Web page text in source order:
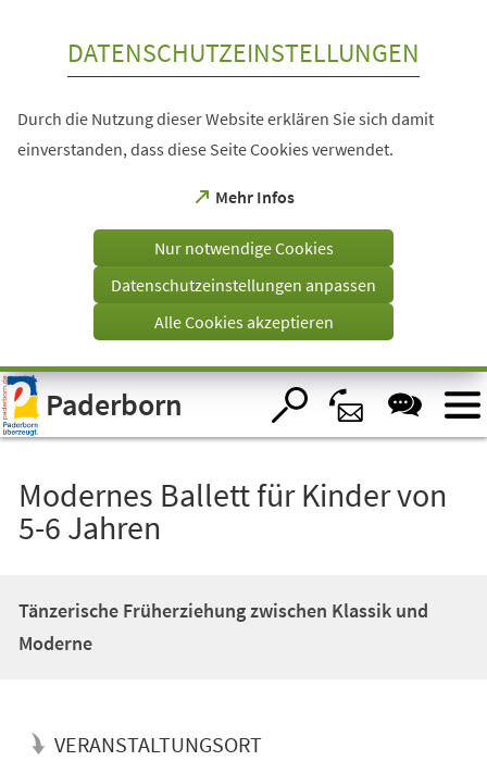
Visuelle
Assistenzsoftware
öffnen.
DATENSCHUTZEINSTELLUNGEN
Durch die Nutzung dieser Website erklären Sie sich damit
einverstanden, dass diese Seite Cookies verwendet.
Mehr Infos
(Öffnet
einem
Tab)
Nur notwendige Cookies
Datenschutzeinstellungen anpassen
Alle Cookies akzeptieren
Paderborn
Modernes Ballett für Kinder von
5-6 Jahren
Tänzerische Früherziehung zwischen Klassik und
Moderne
VERANSTALTUNGSORT